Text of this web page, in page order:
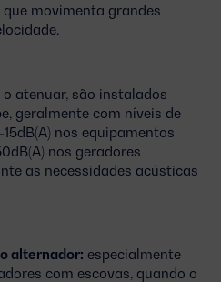
movimenta grandes
o atenuar, são instalados
geralmente com níveis de
nos equipamentos
nos geradores
as necessidades acústicas
alternador: especialmente
com escovas, quando o